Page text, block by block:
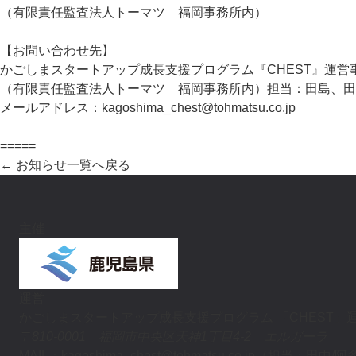
（有限責任監査法人トーマツ 福岡事務所内）
【お問い合わせ先】
かごしまスタートアップ成長支援プログラム『CHEST』運営
（有限責任監査法人トーマツ 福岡事務所内）担当：田島、
メールアドレス： kagoshima_chest@tohmatsu.co.jp
=====
← お知らせ一覧へ戻る